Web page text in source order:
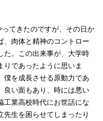
てきたのですが、その日か
、肉体と精神のコントロー
た。この出来事が、大学時
であったように思いま
僕を成長させる原動力であ
良い面もあり、時には悪い
工業高校時代にお世話にな
先生を困らせてしまったり